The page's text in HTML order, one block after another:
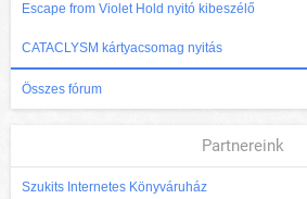
Escape from Violet Hold nyitó kibeszélő
CATACLYSM kártyacsomag nyitás
Összes fórum
Partnereink
Szukits Internetes Könyváruház